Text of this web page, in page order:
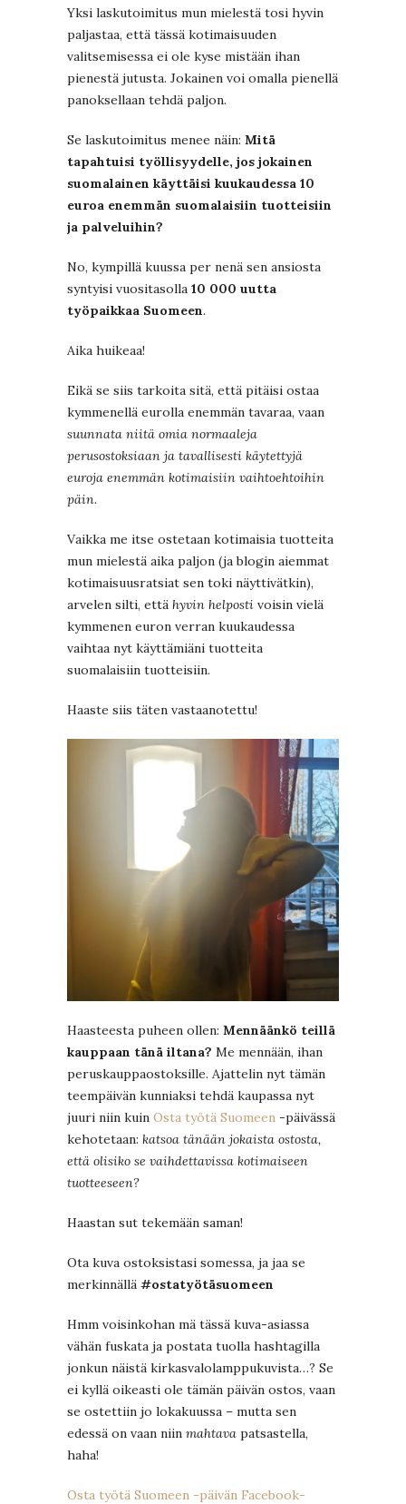
Yksi laskutoimitus mun mielestä tosi hyvin
paljastaa, että tässä kotimaisuuden
valitsemisessa ei ole kyse mistään ihan
pienestä jutusta. Jokainen voi omalla pienellä
panoksellaan tehdä paljon.
Se laskutoimitus menee näin: Mitä
tapahtuisi työllisyydelle, jos jokainen
suomalainen käyttäisi kuukaudessa 10
euroa enemmän suomalaisiin tuotteisiin
ja palveluihin?
No, kympillä kuussa per nenä sen ansiosta
syntyisi vuositasolla 10 000 uutta
työpaikkaa Suomeen.
Aika huikeaa!
Eikä se siis tarkoita sitä, että pitäisi ostaa
kymmenellä eurolla enemmän tavaraa, vaan
suunnata niitä omia normaaleja
perusostoksiaan ja tavallisesti käytettyjä
euroja enemmän kotimaisiin vaihtoehtoihin
päin.
Vaikka me itse ostetaan kotimaisia tuotteita
mun mielestä aika paljon (ja blogin aiemmat
kotimaisuusratsiat sen toki näyttivätkin),
arvelen silti, että hyvin helposti voisin vielä
kymmenen euron verran kuukaudessa
vaihtaa nyt käyttämiäni tuotteita
suomalaisiin tuotteisiin.
Haaste siis täten vastaanotettu!
Haasteesta puheen ollen: Mennäänkö teillä
kauppaan tänä iltana? Me mennään, ihan
peruskauppaostoksille. Ajattelin nyt tämän
teempäivän kunniaksi tehdä kaupassa nyt
juuri niin kuin Osta työtä Suomeen -päivässä
kehotetaan: katsoa tänään jokaista ostosta,
että olisiko se vaihdettavissa kotimaiseen
tuotteeseen?
Haastan sut tekemään saman!
Ota kuva ostoksistasi somessa, ja jaa se
merkinnällä #ostatyötäsuomeen
Hmm voisinkohan mä tässä kuva-asiassa
vähän fuskata ja postata tuolla hashtagilla
jonkun näistä kirkasvalolamppukuvista…? Se
ei kyllä oikeasti ole tämän päivän ostos, vaan
se ostettiin jo lokakuussa – mutta sen
edessä on vaan niin mahtava patsastella,
haha!
Osta työtä Suomeen -päivän Facebook-